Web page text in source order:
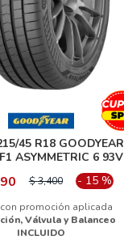
45 R18 GOODYEAR
ASYMMETRIC 6 93V
$3,400 - 15%
promoción aplicada
Válvula y Balanceo
INCLUIDO